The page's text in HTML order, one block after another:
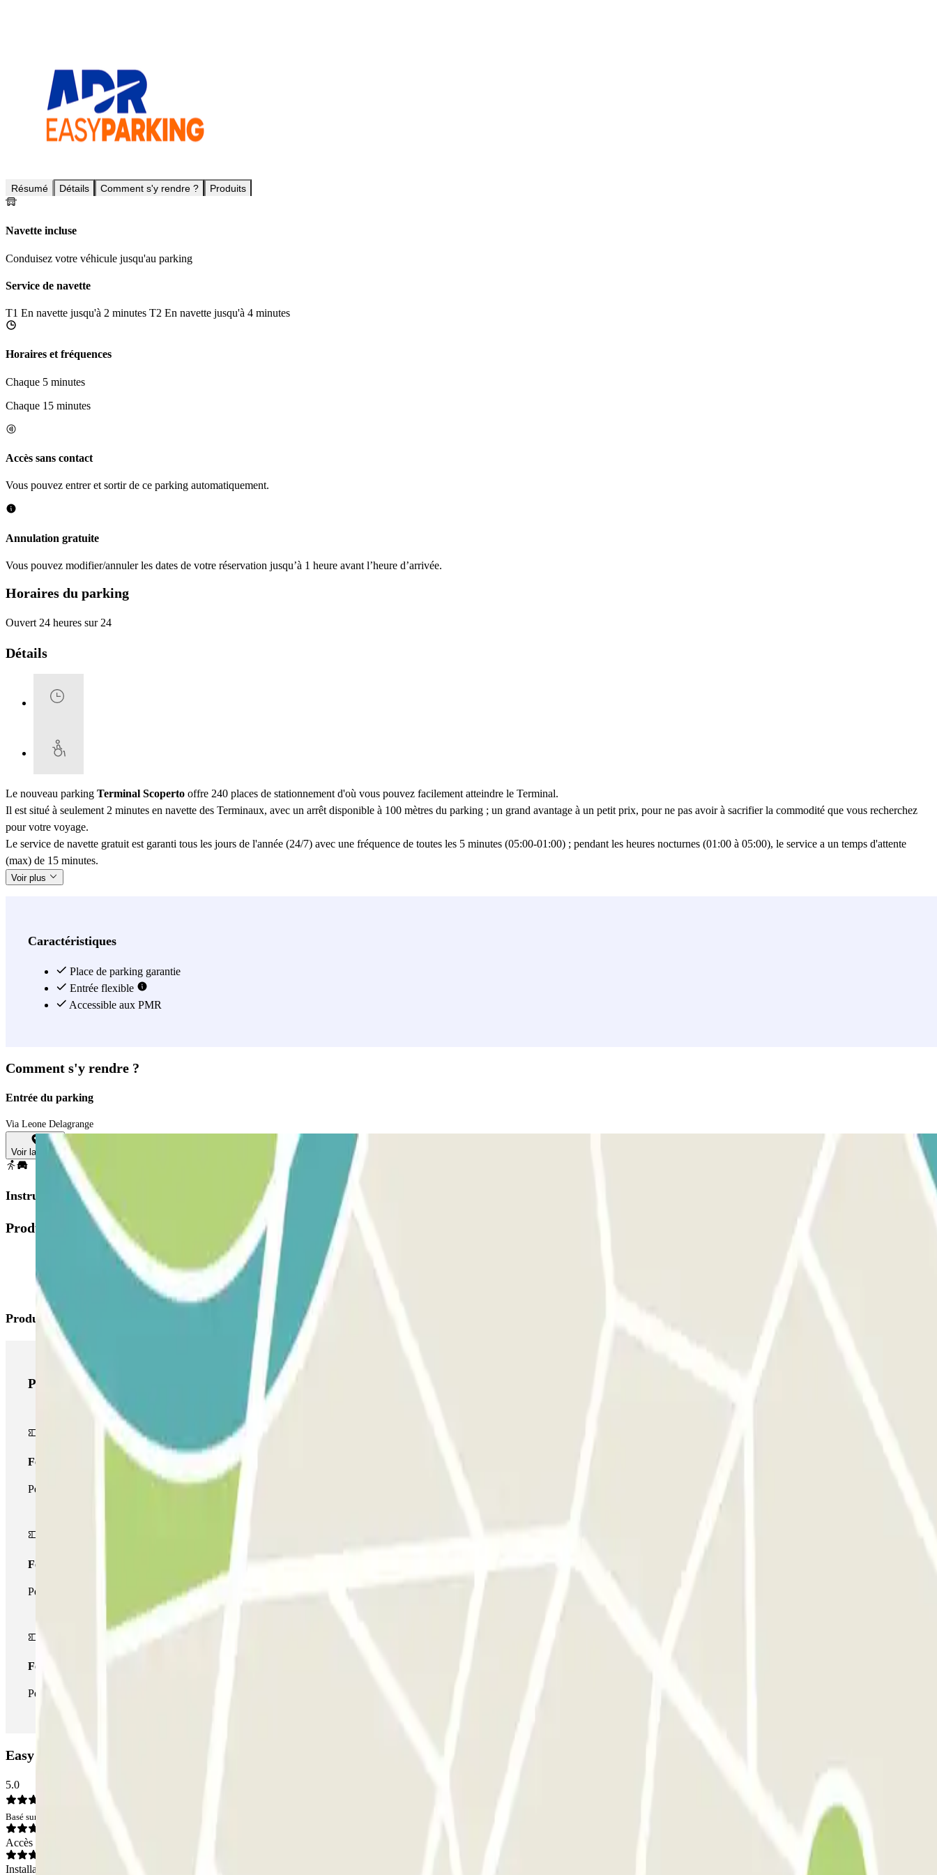
Résumé Détails Comment s'y rendre ? Produits
Navette incluse
Conduisez votre véhicule jusqu'au parking
Service de navette
T1 En navette jusqu'à 2 minutes T2 En navette jusqu'à 4 minutes
Horaires et fréquences
Chaque 5 minutes
Chaque 15 minutes
Accès sans contact
Vous pouvez entrer et sortir de ce parking automatiquement.
Annulation gratuite
Vous pouvez modifier/annuler les dates de votre réservation jusqu’à 1 heure avant l’heure d’arrivée.
Horaires du parking
Ouvert 24 heures sur 24
Détails
Le nouveau parking Terminal Scoperto offre 240 places de stationnement d'où vous pouvez facilement atteindre le Terminal.
Il est situé à seulement 2 minutes en navette des Terminaux, avec un arrêt disponible à 100 mètres du parking ; un grand avantage à un petit prix, pour ne pas avoir à sacrifier la commodité que vous recherchez
pour votre voyage.
Le service de navette gratuit est garanti tous les jours de l'année (24/7) avec une fréquence de toutes les 5 minutes (05:00-01:00) ; pendant les heures nocturnes (01:00 à 05:00), le service a un temps d'attente
(max) de 15 minutes.
Voir plus
Caractéristiques
Place de parking garantie
Entrée flexible
Accessible aux PMR
Comment s'y rendre ?
Entrée du parking
Via Leone Delagrange
Voir la carte
Instructions
Produits disponibles
Produits Parclick
Produits Parclick
Forfait Simple
Pendant votre séjour, vous ne pourrez entrer et sortir du parking qu'une seule fois
Forfait de stationnement multiple
Pendant votre séjour, vous pouvez utiliser l'ensemble du réseau de parkings de cet opérateur disponible sur Parclick.
Forfait illimité
Pendant votre séjour, vous pouvez entrer et sortir du parking aussi souvent que vous le souhaitez.
Easy Parking Fiumicino Terminal Scoperto ADR - Parcheggio Ufficiale Aeroporto di Roma: Avis
5.0
Basé sur 1 avis
Accès
Installations